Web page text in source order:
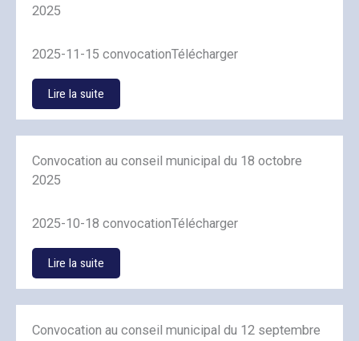
2025
2025-11-15 convocationTélécharger
Lire la suite
Convocation au conseil municipal du 18 octobre
2025
2025-10-18 convocationTélécharger
Lire la suite
Convocation au conseil municipal du 12 septembre